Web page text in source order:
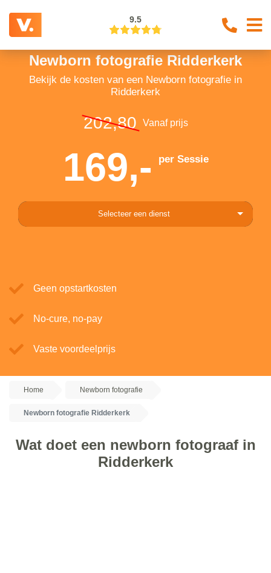
9.5
Newborn fotografie Ridderkerk
Bekijk de kosten van een Newborn fotografie in
Ridderkerk
202,80 Vanaf prijs
169,- per Sessie
Selecteer een dienst
Geen opstartkosten
No-cure, no-pay
Vaste voordeelprijs
Home Newborn fotografie
Newborn fotografie Ridderkerk
Wat doet een newborn fotograaf in
Ridderkerk